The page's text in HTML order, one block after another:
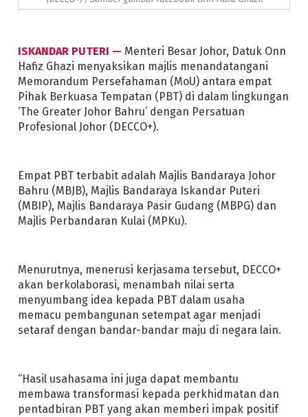
ISKANDAR PUTERI — Menteri Besar Johor, Datuk Onn
Hafiz Ghazi menyaksikan majlis menandatangani
Memorandum Persefahaman (MoU) antara empat
Pihak Berkuasa Tempatan (PBT) di dalam lingkungan
‘The Greater Johor Bahru’ dengan Persatuan
Profesional Johor (DECCO+).
Empat PBT terbabit adalah Majlis Bandaraya Johor
Bahru (MBJB), Majlis Bandaraya Iskandar Puteri
(MBIP), Majlis Bandaraya Pasir Gudang (MBPG) dan
Majlis Perbandaran Kulai (MPKu).
Menurutnya, menerusi kerjasama tersebut, DECCO+
akan berkolaborasi, menambah nilai serta
menyumbang idea kepada PBT dalam usaha
memacu pembangunan setempat agar menjadi
setaraf dengan bandar-bandar maju di negara lain.
“Hasil usahasama ini juga dapat membantu
membawa transformasi kepada perkhidmatan dan
pentadbiran PBT yang akan memberi impak positif